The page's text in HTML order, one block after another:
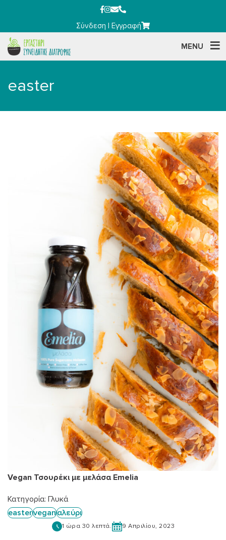
Σύνδεση |Εγγραφή
MENU
easter
Vegan Τσουρέκι με μελάσα Emelia
Κατηγορία: Γλυκά
easterveganαλεύρι
1 ώρα 30 λεπτά. 9 Απριλίου, 2023